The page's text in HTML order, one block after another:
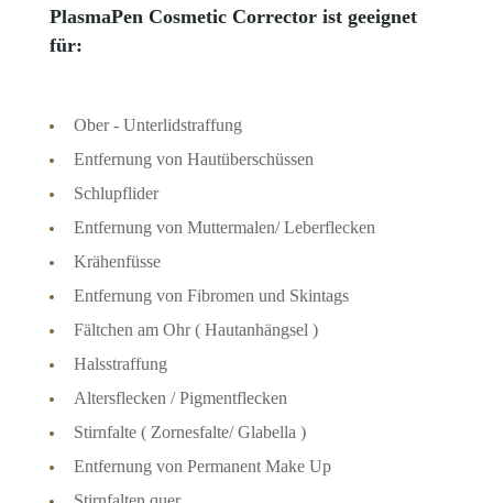
PlasmaPen Cosmetic Corrector ist geeignet
für:
Ober - Unterlidstraffung
Entfernung von Hautüberschüssen
Schlupflider
Entfernung von Muttermalen/ Leberflecken
Krähenfüsse
Entfernung von Fibromen und Skintags
Fältchen am Ohr ( Hautanhängsel )
Halsstraffung
Altersflecken / Pigmentflecken
Stirnfalte ( Zornesfalte/ Glabella )
Entfernung von Permanent Make Up